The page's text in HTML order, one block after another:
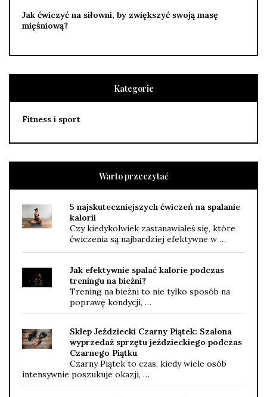
Jak ćwiczyć na siłowni, by zwiększyć swoją masę
mięśniową?
Kategorie
Fitness i sport
Warto przeczytać
5 najskuteczniejszych ćwiczeń na spalanie
kalorii
Czy kiedykolwiek zastanawiałeś się, które
ćwiczenia są najbardziej efektywne w …
Jak efektywnie spalać kalorie podczas
treningu na bieżni?
Trening na bieżni to nie tylko sposób na
poprawę kondycji, …
Sklep Jeździecki Czarny Piątek: Szalona
wyprzedaż sprzętu jeździeckiego podczas
Czarnego Piątku
Czarny Piątek to czas, kiedy wiele osób
intensywnie poszukuje okazji, …